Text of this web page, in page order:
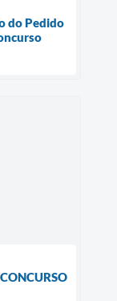
do Pedido